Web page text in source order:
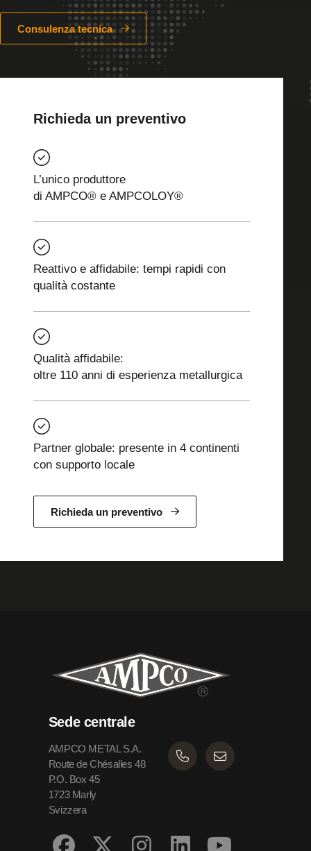
Consulenza tecnica
Richieda un preventivo
L’unico produttore
di AMPCO® e AMPCOLOY®
Reattivo e affidabile: tempi rapidi con
qualità costante
Qualità affidabile:
oltre 110 anni di esperienza metallurgica
Partner globale: presente in 4 continenti
con supporto locale
Richieda un preventivo
Sede centrale
AMPCO METAL S.A.
Route de Chésalles 48
P.O. Box 45
1723 Marly
Svizzera